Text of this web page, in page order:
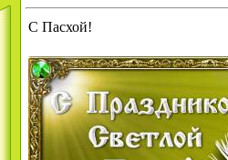
С Пасхой!